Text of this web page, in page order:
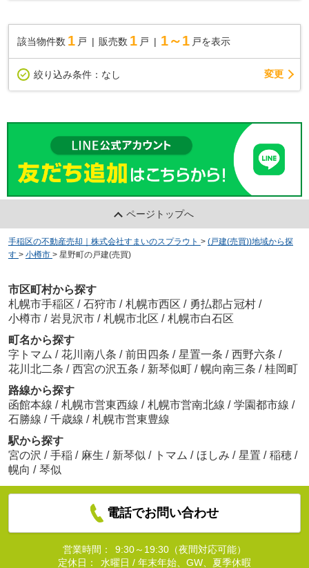
該当物件数 1 戸 販売数 1 戸 1～1 戸を表示
絞り込み条件： なし 変更
ページトップへ
手稲区の不動産売却｜株式会社すまいのスプラウト > (戸建(売買))地域から探
す > 小樽市 > 星野町の戸建(売買)
市区町村から探す
札幌市手稲区 / 石狩市 / 札幌市西区 / 勇払郡占冠村 /
小樽市 / 岩見沢市 / 札幌市北区 / 札幌市白石区
町名から探す
字トマム / 花川南八条 / 前田四条 / 星置一条 / 西野六条 /
花川北二条 / 西宮の沢五条 / 新琴似町 / 幌向南三条 / 桂岡町
路線から探す
函館本線 / 札幌市営東西線 / 札幌市営南北線 / 学園都市線 /
石勝線 / 千歳線 / 札幌市営東豊線
駅から探す
宮の沢 / 手稲 / 麻生 / 新琴似 / トマム / ほしみ / 星置 / 稲穂 /
幌向 / 琴似
電話でお問い合わせ
営業時間：
9:30～19:30（夜間対応可能）
定休日：
水曜日 / 年末年始、GW、夏季休暇